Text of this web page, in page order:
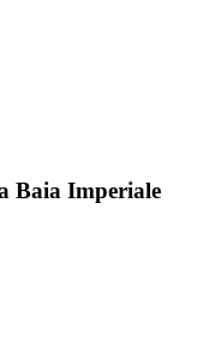
Baia Imperiale